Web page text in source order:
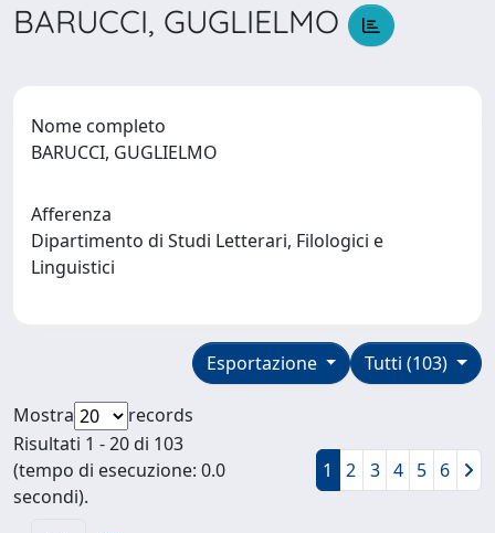
BARUCCI, GUGLIELMO
Nome completo
BARUCCI, GUGLIELMO
Afferenza
Dipartimento di Studi Letterari, Filologici e
Linguistici
Tutti (103)
Esportazione
Mostra
records
Risultati 1 - 20 di 103
(tempo di esecuzione: 0.0
secondi).
1 2 3 4 5 6